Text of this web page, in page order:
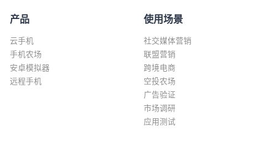
产品
云手机
手机农场
安卓模拟器
远程手机
使用场景
社交媒体营销
联盟营销
跨境电商
空投农场
广告验证
市场调研
应用测试